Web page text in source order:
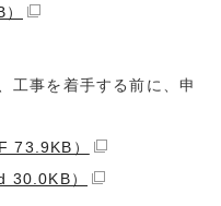
工事を着手する前に、申
73.9KB）
30.0KB）